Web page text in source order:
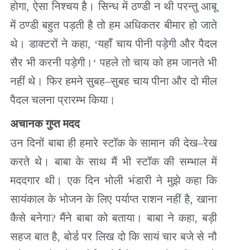
होगा,ऐसा निश्चय है। सिन्ध में ठण्डी न थी परन्तु आबू
में ठण्डी बहुत पड़ती है तो हम अधिकतर बीमार हो जाते
थे। डाक्टरों ने कहा, ‘यहाँ चाय पीनी पड़ेगी और पैदल
सैर भी करनी पड़ेगी। ‘पहले तो चाय को हम जानते भी
नहीं थे। फिर हमने सुबह–सुबह चाय पीना और दो मील
पैदल चलना प्रारम्भ किया।
अचानक गुप्त मदद
उन दिनों बाबा ही हमारे स्टॉक के सामान की देख–रेख
करते थे। बाबा के साथ मैं भी स्टॉक की सम्भाल में
मददगार थी। एक दिन भोली भंडारी ने मुझे कहा कि
सायंकाल के भोजन के लिए पर्याप्त राशन नहीं है,खाना
कैसे बनेगा?मैंने बाबा को बताया। बाबा ने कहा,बड़ी
सहज बात है,बोर्ड पर लिख दो कि सायं चार बजे से नौ